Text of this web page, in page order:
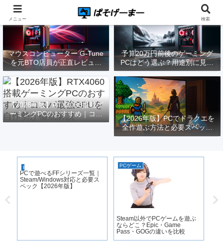
マウスコンピューター G-Tune
を元BTO店員が正直レビュー
｜実際どうなの？
予算20万円前後のゲーミング
PCはどう選ぶ？用途別に見る
構成と注意点【2026年版】
【2026年版】RTX4060搭載ゲ
ーミングPCのおすすめ｜コス
パ最強GPUを自作勢が徹底解
【2026年版】PCでドラクエを
全作遊ぶ方法と必要スペック
｜FF14勢がまとめてみた
PCゲーム
PCで遊べるFFシリーズ一覧｜
Steam/Windows対応と必要ス
ペック【2026年版】
PCゲーム
Steam以外でPCゲームを遊ぶ
ならどこ？Epic・Game
Pass・GOGの違いを比較
メニュー 検索